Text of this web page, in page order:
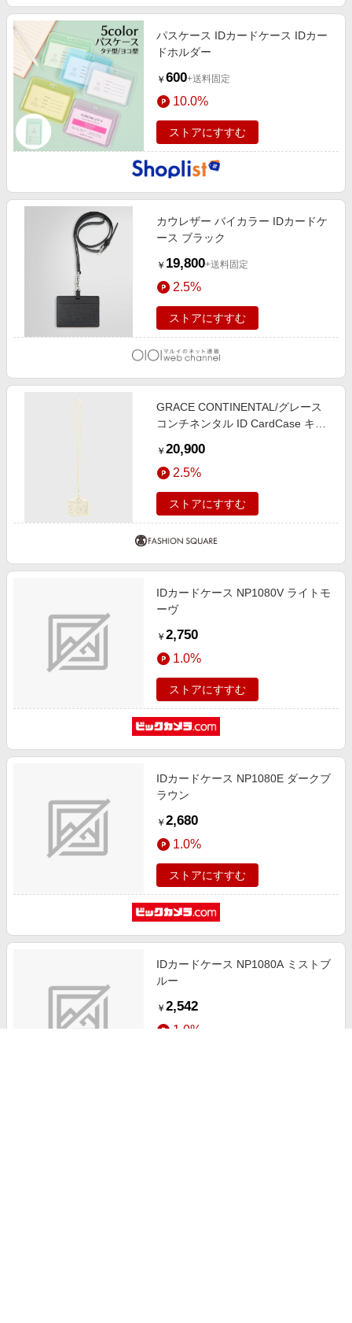
パスケース IDカードケース IDカー
ドホルダー
￥ 600+送料固定
10.0%
ストアにすすむ
カウレザー バイカラー IDカードケ
ース ブラック
￥ 19,800+送料固定
2.5%
ストアにすすむ
GRACE CONTINENTAL/グレース
コンチネンタル ID CardCase キナ
￥ 20,900
2.5%
ストアにすすむ
IDカードケース NP1080V ライトモ
ーヴ
￥ 2,750
1.0%
ストアにすすむ
IDカードケース NP1080E ダークブ
ラウン
￥ 2,680
1.0%
ストアにすすむ
IDカードケース NP1080A ミストブ
ルー
￥ 2,542
1.0%